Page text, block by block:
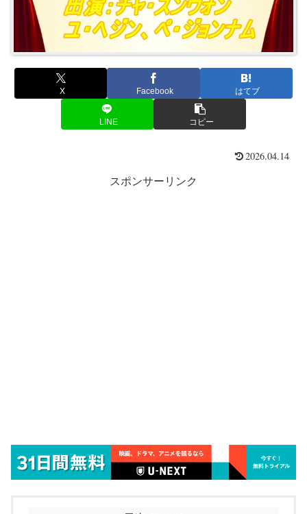
X Facebook はてブ
LINE コピー
2026.04.14
スポンサーリンク